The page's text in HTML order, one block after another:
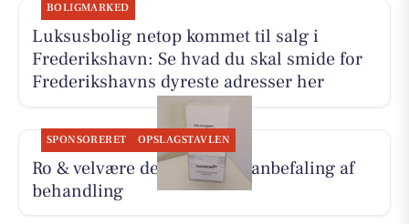
BOLIGMARKED
Luksusbolig netop kommet til salg i
Frederikshavn: Se hvad du skal smide for
Frederikshavns dyreste adresser her
SPONSORERET OPSLAGSTAVLEN
Ro & velvære deler Hennys anbefaling af
behandling